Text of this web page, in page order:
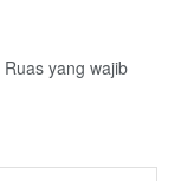
Ruas yang wajib